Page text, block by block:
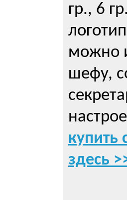
гр., 6
можно
шефу,
купить
здесь